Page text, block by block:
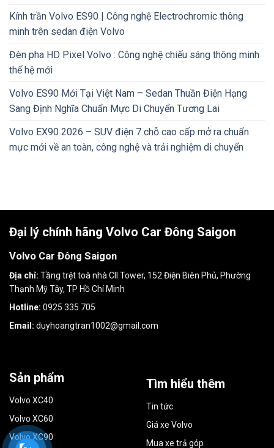
Kính trần Volvo ES90 | Công nghệ Electrochromic thông
minh trên sedan điện Volvo
Đèn pha HD Pixel Volvo : Công nghệ chiếu sáng thông minh
thế hệ mới
Volvo ES90 Mới Tại Việt Nam – Sedan Thuần Điện Hạng
Sang Định Nghĩa Chuẩn Mực Di Chuyển Tương Lai
Volvo EX90 2026 – SUV điện 7 chỗ cao cấp mở ra chuẩn
mực mới về an toàn, công nghệ và trải nghiệm di chuyển
Đại lý chính hãng Volvo Car Đông Saigon
Volvo Car Đông Saigon
Địa chỉ: Tầng trệt toà nhà CII Tower, 152 Điện Biên Phủ, Phường
Thạnh Mỹ Tây, TP Hồ Chí Minh
Hotline: 0925 335 705
Email: duyhoangtran1002@gmail.com
Sản phẩm
Volvo XC40
Volvo XC60
Volvo XC90
Tìm hiểu thêm
Tin tức
Giá xe Volvo
Mua xe trả góp